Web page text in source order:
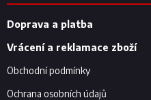
Doprava a platba
Vrácení a reklamace zboží
Obchodní podmínky
Ochrana osobních údajů